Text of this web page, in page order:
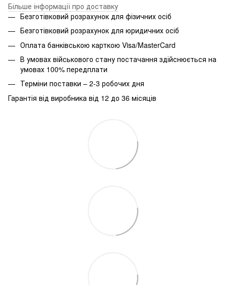
Більше інформації про доставку
Безготівковий розрахунок для фізичних осіб
Безготівковий розрахунок для юридичних осіб
Оплата банківською карткою Visa/MasterCard
В умовах військового стану постачання здійснюється на
умовах 100% передплати
Терміни поставки – 2-3 робочих дня
Гарантія від виробника від 12 до 36 місяців